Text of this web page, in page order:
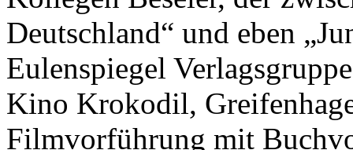
Deutschland“ und eben
Eulenspiegel
Kino Krokodil,
Filmvorführung mit